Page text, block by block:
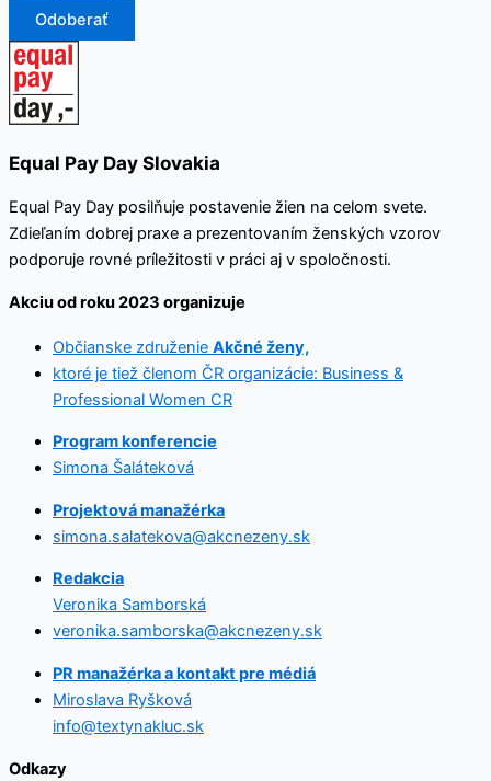
Odoberať
Equal Pay Day Slovakia
Equal Pay Day posilňuje postavenie žien na celom svete.
Zdieľaním dobrej praxe a prezentovaním ženských vzorov
podporuje rovné príležitosti v práci aj v spoločnosti.
Akciu od roku 2023 organizuje
Občianske združenie Akčné ženy,
ktoré je tiež členom ČR organizácie: Business &
Professional Women CR
Program konferencie
Simona Šaláteková
Projektová manažérka
simona.salatekova@akcnezeny.sk
Redakcia
Veronika Samborská
veronika.samborska@akcnezeny.sk
PR manažérka a kontakt pre médiá
Miroslava Ryšková
info@textynakluc.sk
Odkazy